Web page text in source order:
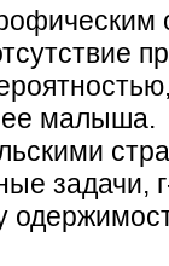
ее малыша.
задачи,